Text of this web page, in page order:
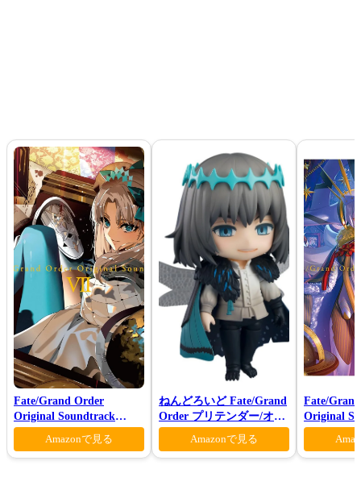
Fate/Grand Order
Original Soundtrack
Ⅶ(初回仕様限定盤)
Amazonで見る
ねんどろいど Fate/Grand
Order プリテンダー/オベ
ロン ヴォーティガーン
Amazonで見る
Fate/
Original
VI(初回仕